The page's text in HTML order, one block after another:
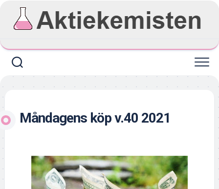
content
Måndagens köp v.40 2021